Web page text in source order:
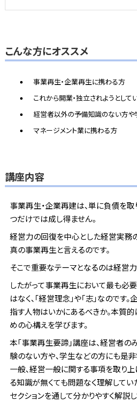
こんな方にオススメ
事業再生・企業再生に携わる方
これから開業・独立されようとして
経営者以外の予備知識のない方や
マネージメント業に携わる方
講座内容
事業再生・企業再建は、単に負債を
つだけでは成し得ません。
経営力の回復を中心とした経営実務
真の事業再生と言えるのです。
そこで重要なテーマとなるのは経営力
したがって事業再生において最も必要
はなく、「経営理念」や「志」なのです
指す人物はいかにあるべきか。本質
めの心構えを学びます。
本「事業再生要諦」講座は、経営者の
験のない方や、学生などの方にも是
一般、経営一般に関する事項を取り
る知識が無くても問題なく理解してい
セクションを通して分かりやすく解説し